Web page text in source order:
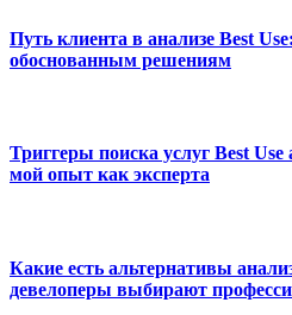
Путь клиента в анализе Best
обоснованным решениям
Триггеры поиска услуг Best Use
мой опыт как эксперта
Какие есть альтернативы
девелоперы выбирают